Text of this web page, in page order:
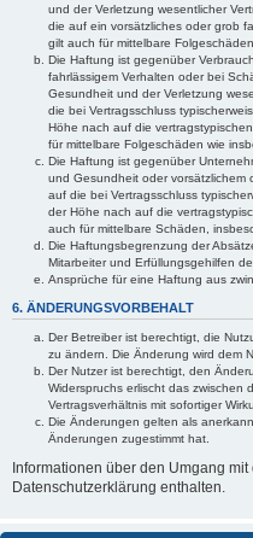
und der Verletzung wesentlicher
die auf ein vorsätzliches oder grob
gilt auch für mittelbare
Die Haftung ist gegenüber
fahrlässigem Verhalten oder bei
Gesundheit und der Verletzung
die bei Vertragsschluss
Höhe nach auf die
für mittelbare Folgeschäden wie
Die Haftung ist gegenüber
und Gesundheit oder vorsätzlichem
auf die bei Vertragsschluss
der Höhe nach auf die
auch für mittelbare Schäden,
Die Haftungsbegrenzung der
Mitarbeiter und Erfüllungsgehilfen
Ansprüche für eine Haftung aus
6. ÄNDERUNGSVORBEHALT
Der Betreiber ist berechtigt, die
zu ändern. Die Änderung wird dem
Der Nutzer ist berechtigt, den
Widerspruchs erlischt das zwischen
Vertragsverhältnis mit sofortiger
Die Änderungen gelten als
Änderungen zugestimmt hat.
Informationen über den Umgang
Datenschutzerklärung enthalten.